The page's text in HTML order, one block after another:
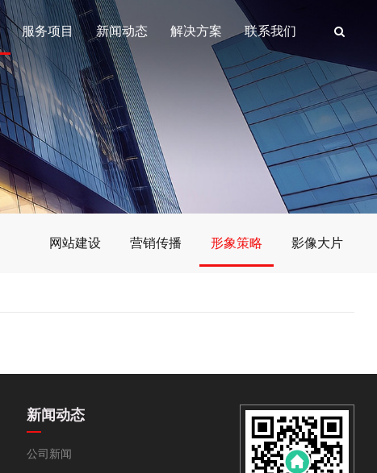
服务项目 新闻动态 解决方案 联系我们
网站建设 营销传播 形象策略 影像大片
新闻动态
公司新闻